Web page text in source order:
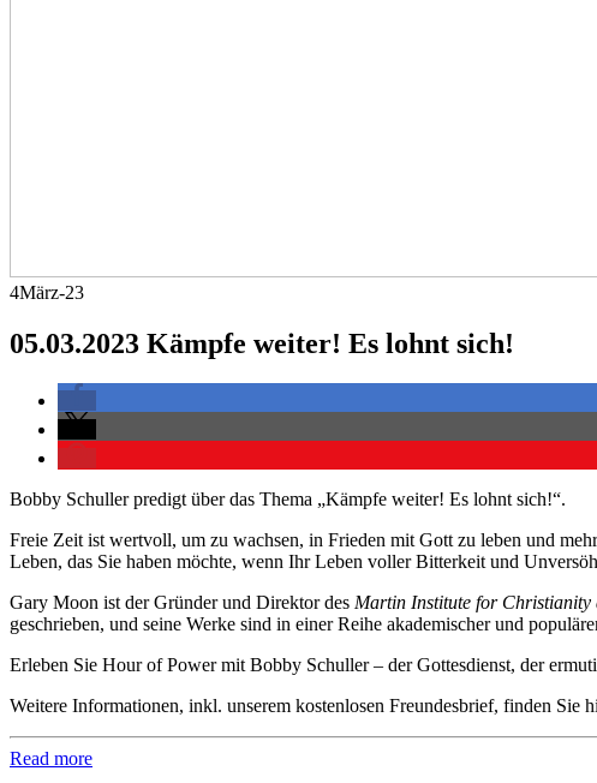
4März-23
05.03.2023 Kämpfe weiter! Es lohnt sich!
Bobby Schuller predigt über das Thema „Kämpfe weiter! Es lohnt sich!“.
Freie Zeit ist wertvoll, um zu wachsen, in Frieden mit Gott zu leben und
Leben, das Sie haben möchte, wenn Ihr Leben voller Bitterkeit und
Gary Moon ist der Gründer und Direktor des Martin Institute for Christianity
geschrieben, und seine Werke sind in einer Reihe akademischer und
Erleben Sie Hour of Power mit Bobby Schuller – der Gottesdienst, der
Weitere Informationen, inkl. unserem kostenlosen Freundesbrief, finden Sie
Read more